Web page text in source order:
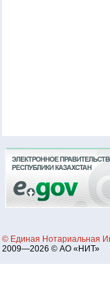
© Единая Нотариальная
2009—2026 © АО «НИТ»